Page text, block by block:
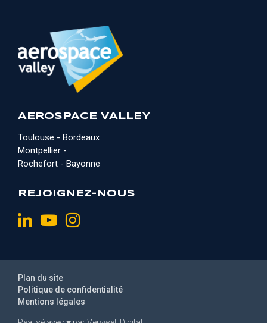
AEROSPACE VALLEY
Toulouse - Bordeaux
Montpellier -
Rochefort - Bayonne
REJOIGNEZ-NOUS
Mentions légales
Politique de confidentialité
Plan du site